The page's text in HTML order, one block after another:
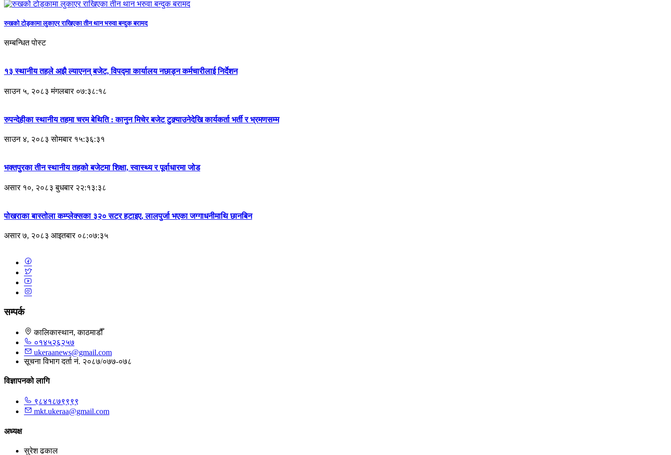
रुखको टोड्कामा लुकाएर राखिएका तीन थान भरुवा बन्दुक बरामद
सम्बन्धित पोस्ट
१३ स्थानीय तहले अझै ल्याएनन् बजेट, विपद्मा कार्यालय नछाड्न कर्मचारीलाई निर्देशन
साउन ५, २०८३ मंगलबार ०७:३८:१८
रुपन्देहीका स्थानीय तहमा चरम बेथिति : कानुन मिचेर बजेट टुक्र्याउनेदेखि कार्यकर्ता भर्ती र भ्रमणसम्म
साउन ४, २०८३ सोमबार १५:३६:३१
भक्तपुरका तीन स्थानीय तहको बजेटमा शिक्षा, स्वास्थ्य र पूर्वाधारमा जोड
असार १०, २०८३ बुधबार २२:१३:३८
पोखराका बास्तोला कम्प्लेक्सका ३२० सटर हटाइए, लालपुर्जा भएका जग्गाधनीमाथि छानबिन
असार ७, २०८३ आइतबार ०८:०७:३५
सम्पर्क
कालिकास्थान, काठमाडौँ
०१४५२६२५७
ukeraanews@gmail.com
सूचना विभाग दर्ता नं. २०८७/०७७-०७८
विज्ञापनको लागि
९८४१८७९९९९
mkt.ukeraa@gmail.com
अध्यक्ष
सुरेश ढकाल